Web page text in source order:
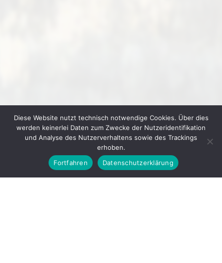
GEWERBEVEREIN IHRINGEN E. V.
Diese Website nutzt technisch notwendige Cookies. Über dies
werden keinerlei Daten zum Zwecke der Nutzeridentifikation
und Analyse des Nutzerverhaltens sowie des Trackings
erhoben.
Fortfahren
Datenschutzerklärung